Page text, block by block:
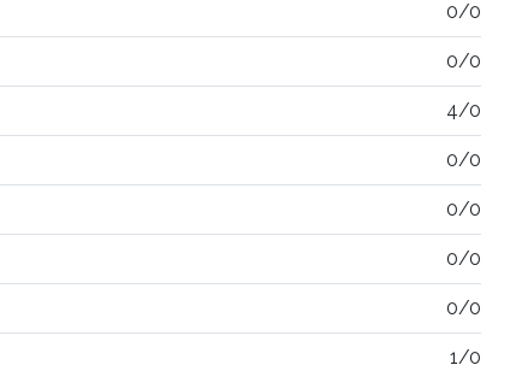
0/0
0/0
4/0
0/0
0/0
0/0
0/0
1/0